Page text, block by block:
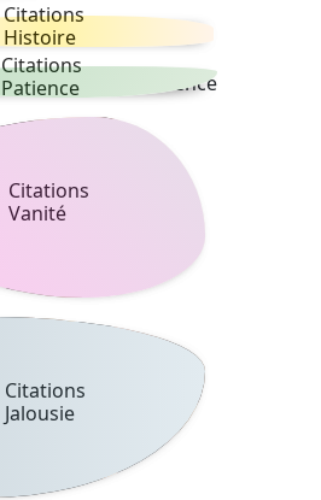
Citations
Histoire
Citations
Patience
Citations
Vanité
Citations
Jalousie